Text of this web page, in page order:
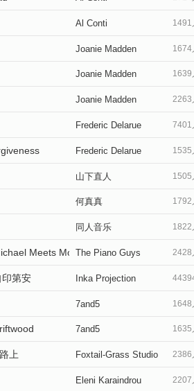
Al Conti 1491
Joanie Madden 1674
Joanie Madden 1639
Joanie Madden 2263
Frederic Delarue 7401
Frederic Delarue 1535
山下直人 1505
何真真 1792
同人音乐 1822
Meets MozartThe Piano Guys 2428
印第安 Inka Projection
7and5 1648
7and5 1635
上 Foxtail-Grass Studio 2386
Eleni Karaindrou 2207